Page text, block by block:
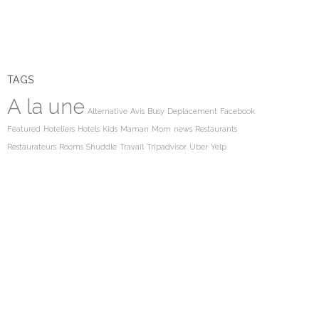
TAGS
A la une Alternative Avis Busy Deplacement Facebook
Featured Hoteliers Hotels Kids Maman Mom news Restaurants
Restaurateurs Rooms Shuddle Travail Tripadvisor Uber Yelp